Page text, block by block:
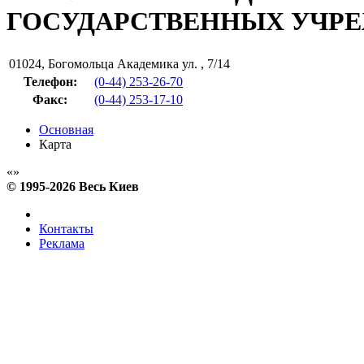
ГОСУДАРСТВЕННЫХ
01024, Богомольца Академика ул. , 7/14
Телефон:
(0-44) 253-26-70
Факс: (0-44) 253-17-10
Основная
Карта
© 1995-2026 Весь Киев
Контакты
Реклама